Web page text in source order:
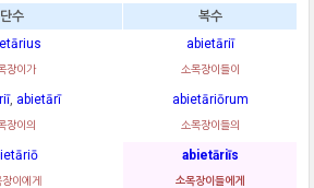
단수 복수
장이가
abietāriī
소목장이들이
, abietārī
장이의
abietāriōrum
소목장이들의
장이에게
abietāriīs
소목장이들에게